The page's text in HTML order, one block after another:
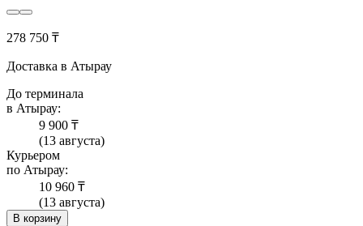
278 750 ₸
Доставка в Атырау
До терминала
в Атырау:
9 900 ₸
(13 августа)
Курьером
по Атырау:
10 960 ₸
(13 августа)
В корзину